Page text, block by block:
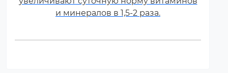
и минералов в 1,5-2 раза.